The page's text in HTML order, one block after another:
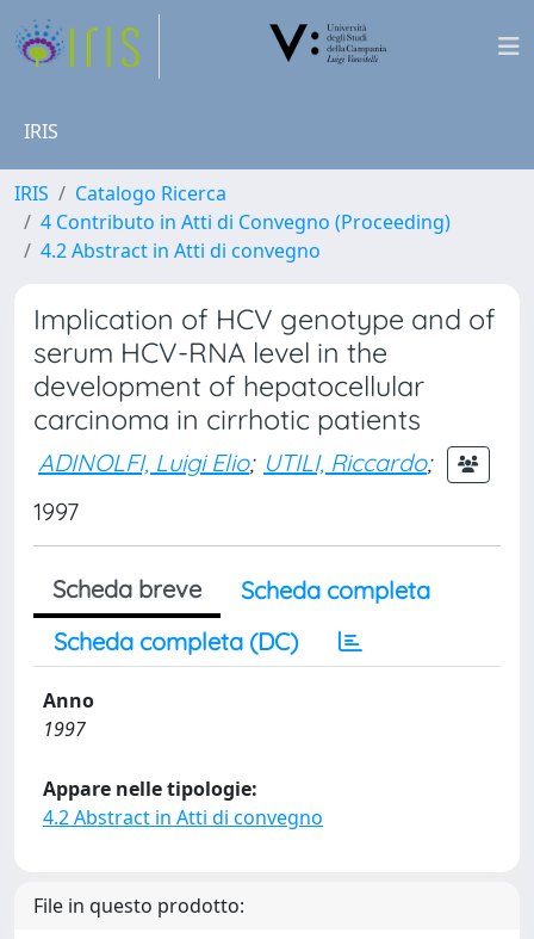
IRIS
IRIS
Catalogo Ricerca
4 Contributo in Atti di Convegno (Proceeding)
4.2 Abstract in Atti di convegno
Implication of HCV genotype and of
serum HCV-RNA level in the
development of hepatocellular
carcinoma in cirrhotic patients
ADINOLFI, Luigi Elio; UTILI, Riccardo;
1997
Scheda breve
Scheda completa
Scheda completa (DC)
Anno
1997
Appare nelle tipologie:
4.2 Abstract in Atti di convegno
File in questo prodotto: